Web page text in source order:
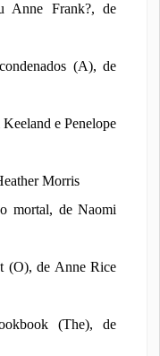
Anne Frank?, de
(A), de
e Penelope
Morris
mortal, de Naomi
(O), de Anne Rice
(The), de